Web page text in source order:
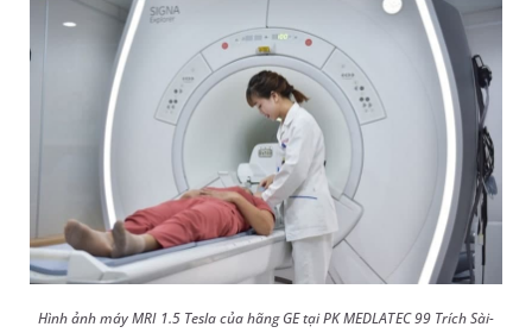
Hình ảnh máy MRI 1.5 Tesla của hãng GE tại PK MEDLATEC 99 Trích Sài-